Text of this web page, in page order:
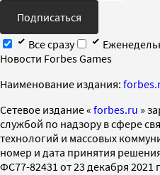
Подписаться
Все сразу
Новости Forbes Games
Наименование издания:
Cетевое издание « forbes.ru »
службой по надзору в сфере
технологий и массовых
номер и дата принятия
ФС77-82431 от 23 декабря 2021